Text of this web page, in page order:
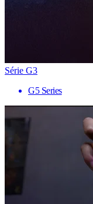
Série G3
G5 Series